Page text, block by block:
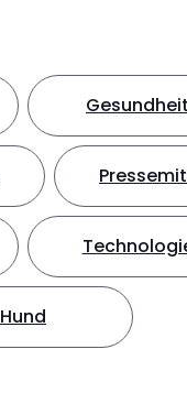
Gesundheit
Hund